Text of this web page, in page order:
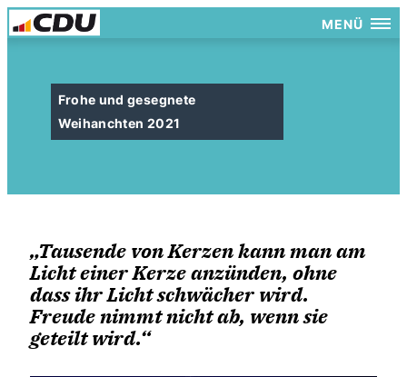
MENÜ
Frohe und gesegnete
Weihanchten 2021
Tausende von Kerzen kann man am
Licht einer Kerze anzünden, ohne
dass ihr Licht schwächer wird.
Freude nimmt nicht ab, wenn sie
geteilt wird.“